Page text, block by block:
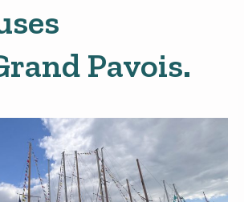
Pavois.